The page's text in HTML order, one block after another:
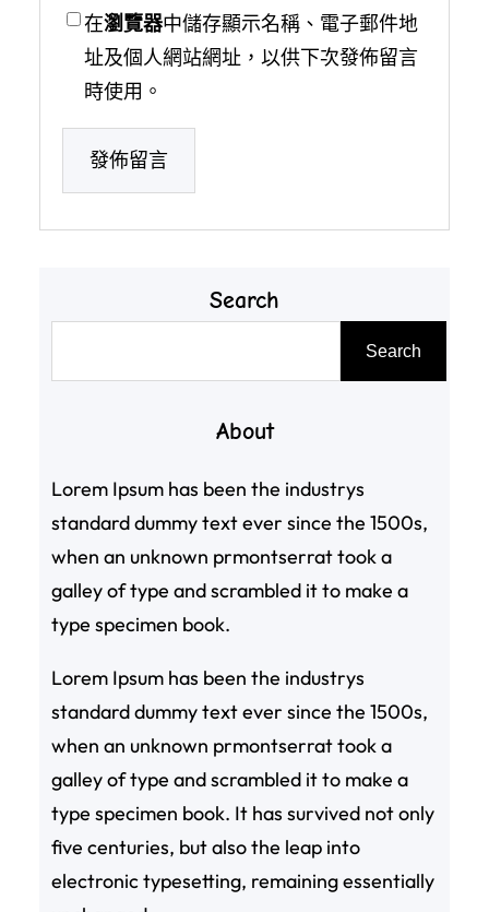
在瀏覽器中儲存顯示名稱、電子郵件地
址及個人網站網址，以供下次發佈留言
時使用。
Search
Search
About
Lorem Ipsum has been the industrys
standard dummy text ever since the 1500s,
when an unknown prmontserrat took a
galley of type and scrambled it to make a
type specimen book.
Lorem Ipsum has been the industrys
standard dummy text ever since the 1500s,
when an unknown prmontserrat took a
galley of type and scrambled it to make a
type specimen book. It has survived not only
five centuries, but also the leap into
electronic typesetting, remaining essentially